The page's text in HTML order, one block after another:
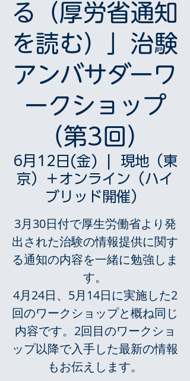
る（厚労省通知
を読む）」治験
アンバサダーワ
ークショップ
（第3回）
6月12日(金)
現地（東
京）＋オンライン（ハイ
ブリッド開催）
3月30日付で厚生労働省より発
出された治験の情報提供に関す
る通知の内容を一緒に勉強しま
す。
4月24日、5月14日に実施した2
回のワークショップと概ね同じ
内容です。2回目のワークショ
ップ以降で入手した最新の情報
もお伝えします。